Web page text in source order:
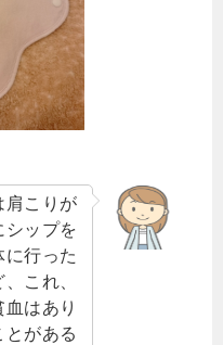
肩こりが
シップを
に行った
これ、
はあり
とがある